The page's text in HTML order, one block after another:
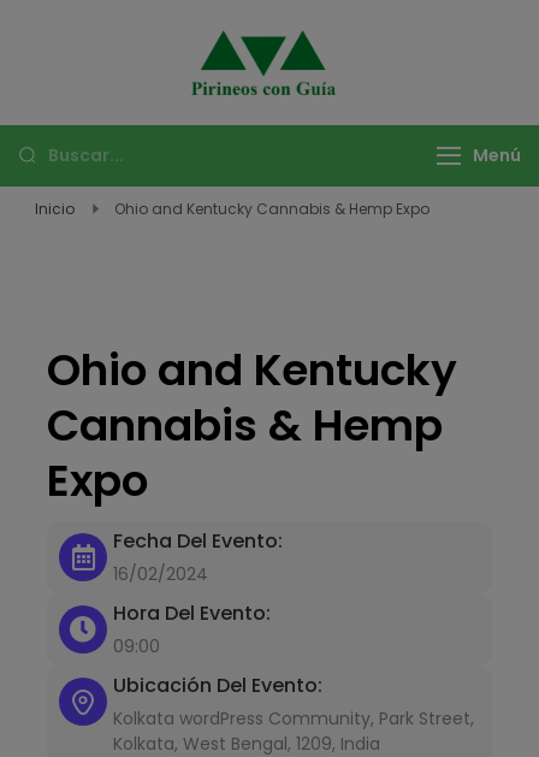
Aventuras y
Montaña
con Pirineos con Guía.
únicas de trekking,
Menú
Inicio Ohio and Kentucky Cannabis & Hemp Expo
Ohio and Kentucky
Cannabis & Hemp
Expo
Fecha Del Evento:
16/02/2024
Hora Del Evento:
09:00
Ubicación Del Evento:
Kolkata wordPress Community, Park Street,
Kolkata, West Bengal, 1209, India